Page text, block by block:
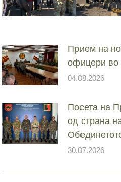
Прием на
офицери во
04.08.2026
Посета на
од страна
30.07.2026